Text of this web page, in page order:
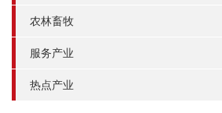
农林畜牧
服务产业
热点产业